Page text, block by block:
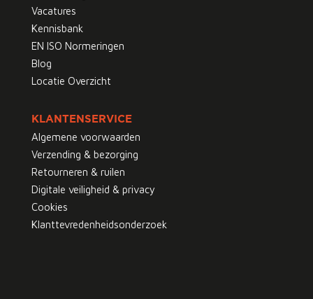
Vacatures
Kennisbank
EN ISO Normeringen
Blog
Locatie Overzicht
KLANTENSERVICE
Algemene voorwaarden
Verzending & bezorging
Retourneren & ruilen
Digitale veiligheid & privacy
Cookies
Klanttevredenheidsonderzoek